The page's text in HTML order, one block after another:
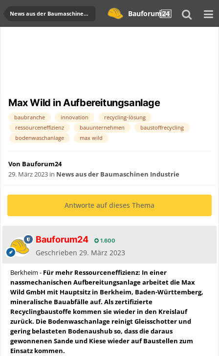
News aus der Baumaschinen Industrie Bauforum24
Max Wild in Aufbereitungsanlage
baubranche innovation
recycling-lösung
ressourceneffizienz
bauunternehmen
baustoffrecycling
bodenwaschanlage
max wild
Von Bauforum24
29. März 2023 in News aus der Baumaschinen Industrie
Antworte auf dieses Thema
Bauforum24 1.600
Geschrieben 29. März 2023
Berkheim - Für mehr Ressourceneffizienz: In einer
nassmechanischen Aufbereitungsanlage arbeitet die Max
Wild GmbH mit Hauptsitz in Berkheim, Baden-Württemberg,
mineralische Bauabfälle auf. Als zertifizierte
Recyclingbaustoffe kommen sie wieder in den Kreislauf
zurück. Die Bodenwaschanlage reinigt Gleisschotter und
gering belasteten Bodenaushub so, dass die daraus
gewonnenen Sande und Kiese wieder auf Baustellen zum
Einsatz kommen.